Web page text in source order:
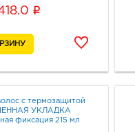
i
с термозащитой
УКЛАДКА
фиксация 215 мл